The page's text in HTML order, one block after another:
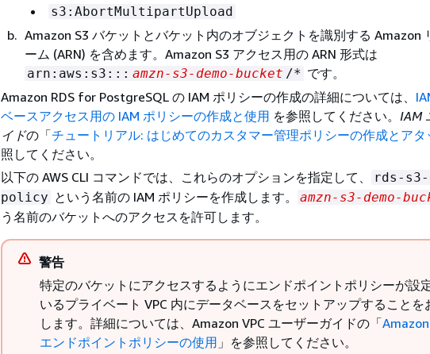
s3:AbortMultipartUpload
Amazon S3 バケットとバケット内のオブジェクトを識別する Amazon
ーム (ARN) を含めます。Amazon S3 アクセス用の ARN 形式は
arn:aws:s3::: amzn-s3-demo-bucket /* です。
Amazon RDS for PostgreSQL の IAM ポリシーの作成の詳細については、
ベースアクセス用の IAM ポリシーの作成と使用 を参照してください。 IAM
イドの「チュートリアル: はじめてのカスタマー管理ポリシーの作成とアタ
照してください。
以下の AWS CLI コマンドでは、これらのオプションを指定して、
rds-
policy という名前の IAM ポリシーを作成します。 amzn-s3-demo-
う名前のバケットへのアクセスを許可します。
警告
特定のバケットにアクセスするようにエンドポイントポリシーが設
いるプライベート VPC 内にデータベースをセットアップすることを
します。詳細については、Amazon VPC ユーザーガイドの「
エンドポイントポリシーの使用 」を参照してください。